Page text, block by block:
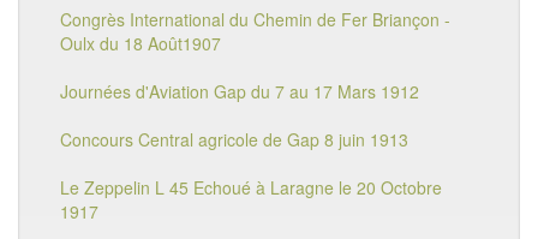
Congrès International du Chemin de Fer Briançon -
Oulx du 18 Août1907
Journées d'Aviation Gap du 7 au 17 Mars 1912
Concours Central agricole de Gap 8 juin 1913
Le Zeppelin L 45 Echoué à Laragne le 20 Octobre
1917